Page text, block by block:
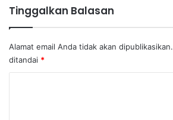
Tinggalkan Balasan
Alamat email Anda tidak akan dipublikasikan.
ditandai *